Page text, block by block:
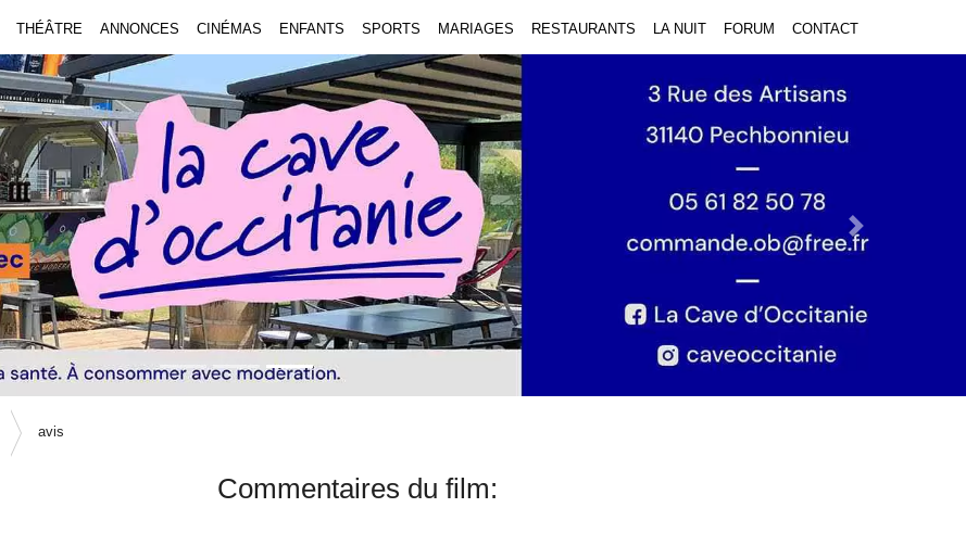
THÉÂTRE ANNONCES CINÉMAS ENFANTS SPORTS MARIAGES RESTAURANTS LA NUIT FORUM CONTACT
Next Slide
avis
Commentaires du film: